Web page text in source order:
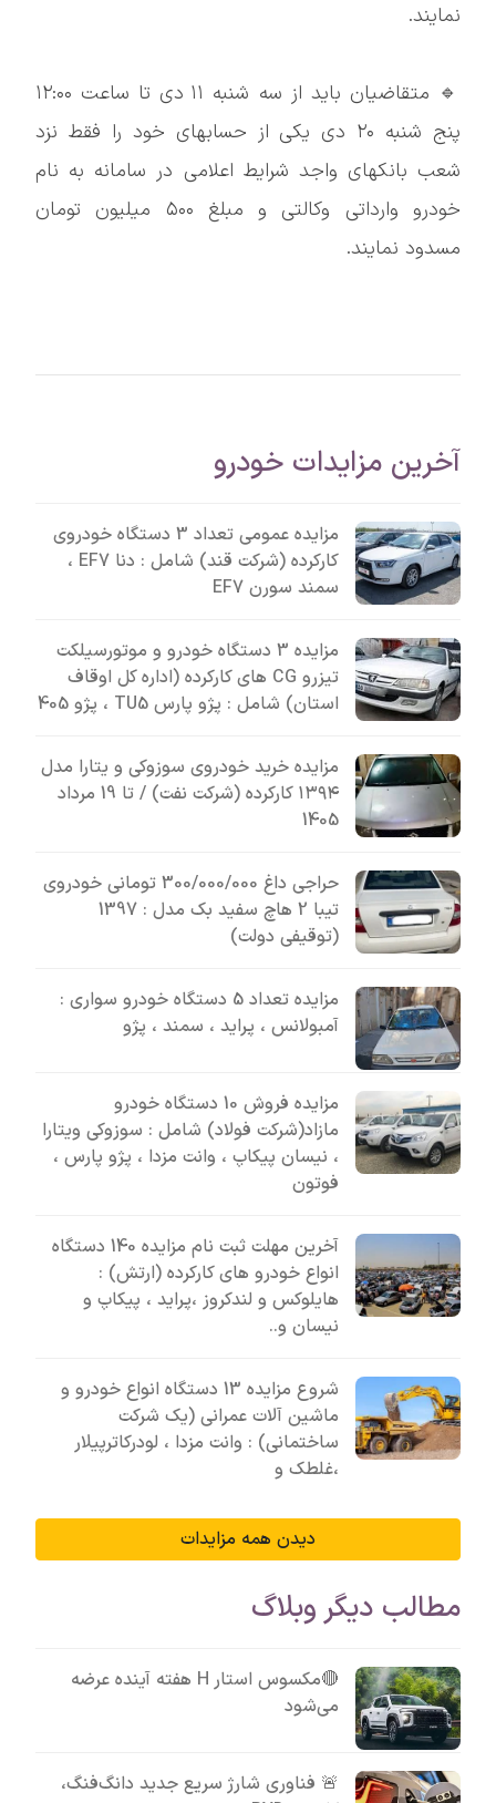
نمایند.
🔹 متقاضیان باید از سه شنبه ۱۱ دی تا ساعت ۱۲:۰۰
پنج شنبه ۲۰ دی یکی از حسابهای خود را فقط نزد
شعب بانکهای واجد شرایط اعلامی در سامانه به نام
خودرو وارداتی وکالتی و مبلغ ۵۰۰ میلیون تومان
مسدود نمایند.
آخرین مزایدات خودرو
مزایده عمومی تعداد 3 دستگاه خودروی
کارکرده (شرکت قند) شامل : دنا EF7 ،
سمند سورن EF7
مزایده 3 دستگاه خودرو و موتورسیلکت
تیزرو CG های کارکرده (اداره کل اوقاف
استان) شامل : پژو پارس TU5 ، پژو 405
مزایده خرید خودروی سوزوکی و یتارا مدل
۱۳۹۴ کارکرده (شرکت نفت) / تا 19 مرداد
1405
حراجی داغ 300/000/000 تومانی خودروی
تیبا 2 هاچ سفید بک مدل : 1397
(توقیفی دولت)
مزایده تعداد 5 دستگاه خودرو سواری :
آمبولانس ، پراید ، سمند ، پژو
مزایده فروش 10 دستگاه خودرو
مازاد(شرکت فولاد) شامل : سوزوکی ویتارا
، نیسان پیکاپ ، وانت مزدا ، پژو پارس ،
فوتون
آخرین مهلت ثبت نام مزایده 140 دستگاه
انواع خودرو های کارکرده (ارتش) :
هایلوکس و لندکروز ،پراید ، پیکاپ و
نیسان و..
شروع مزایده 13 دستگاه انواع خودرو و
ماشین آلات عمرانی (یک شرکت
ساختمانی) : وانت مزدا ، لودرکاترپیلار
،غلطک و
دیدن همه مزایدات
مطالب دیگر وبلاگ
🔴مکسوس استار H هفته آینده عرضه
می‌شود
🚨 فناوری شارژ سریع جدید دانگ‌فنگ،